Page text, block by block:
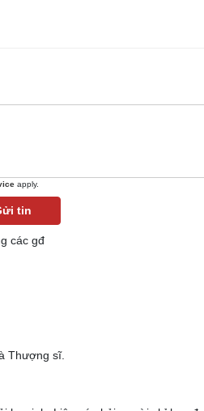
apply.
tin
các gđ
Thượng sĩ.